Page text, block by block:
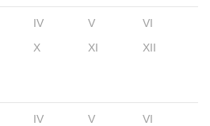
IV V
VI
X XI XII
IV V
VI